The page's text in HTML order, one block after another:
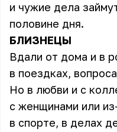
и чужие дела
половине дня.
БЛИЗНЕЦЫ
Вдали от дома и в
в поездках,
Но в любви и с
с женщинами или
в спорте, в делах